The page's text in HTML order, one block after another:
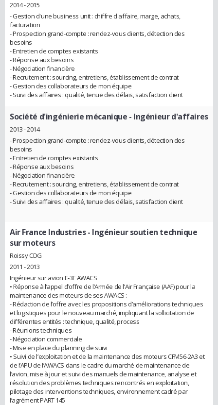
2014 - 2015
- Gestion d'une business unit : chiffre d'affaire, marge, achats,
facturation
- Prospection grand-compte : rendez-vous clients, détection des
besoins
- Entretien de comptes existants
- Réponse aux besoins
- Négociation financière
- Recrutement : sourcing, entretiens, établissement de contrat
- Gestion des collaborateurs de mon équipe
- Suivi des affaires : qualité, tenue des délais, satisfaction client
Société d'ingénierie mécanique - Ingénieur d'affaires
2013 - 2014
- Prospection grand-compte : rendez-vous clients, détection des
besoins
- Entretien de comptes existants
- Réponse aux besoins
- Négociation financière
- Recrutement : sourcing, entretiens, établissement de contrat
- Gestion des collaborateurs de mon équipe
- Suivi des affaires : qualité, tenue des délais, satisfaction client
Air France Industries- Ingénieur soutien technique
sur moteurs
Roissy CDG
2011 - 2013
Ingénieur sur avion E-3F AWACS
• Réponse à l’appel d’offre de l’Armée de l’Air Française (AAF) pour la
maintenance des moteurs de ses AWACS :
- Rédaction de l’offre avec les propositions d’améliorations techniques
et logistiques pour le nouveau marché, impliquant la sollicitation de
différentes entités : technique, qualité, process
- Réunions techniques
- Négociation commerciale
- Mise en place du planning de suivi
• Suivi de l’exploitation et de la maintenance des moteurs CFM56-2A3 et
de l’APU de l’AWACS dans le cadre du marché de maintenance de
l’avion, mise à jour et suivi des manuels de maintenance, analyse et
résolution des problèmes techniques rencontrés en exploitation,
pilotage des interventions techniques, environnement cadré par
l’agrément PART 145